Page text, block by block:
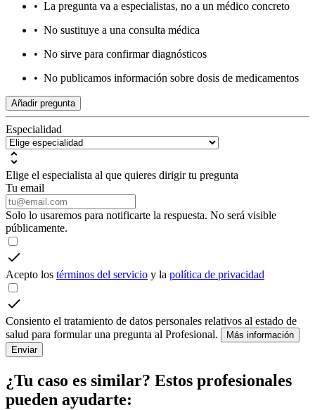
• La pregunta va a especialistas, no a un médico concreto
• No sustituye a una consulta médica
• No sirve para confirmar diagnósticos
• No publicamos información sobre dosis de medicamentos
Añadir pregunta
Especialidad
Elige el especialista al que quieres dirigir tu pregunta
Tu email
Solo lo usaremos para notificarte la respuesta. No será visible
públicamente.
Acepto los términos del servicio y la política de privacidad
Consiento el tratamiento de datos personales relativos al estado de
salud para formular una pregunta al Profesional.
Más información
Enviar
¿Tu caso es similar? Estos profesionales
pueden ayudarte: